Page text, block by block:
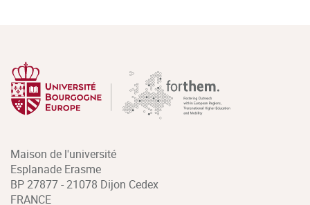
Maison de l'université
Esplanade Erasme
BP 27877 - 21078 Dijon Cedex
FRANCE